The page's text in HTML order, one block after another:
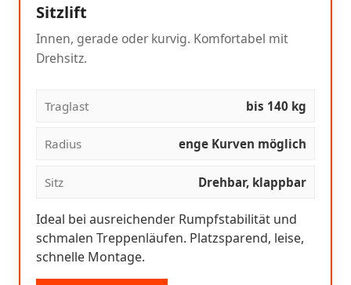
Sitzlift
Innen, gerade oder kurvig. Komfortabel mit
Drehsitz.
Traglast bis 140 kg
Radius enge Kurven möglich
Sitz Drehbar, klappbar
Ideal bei ausreichender Rumpfstabilität und
schmalen Treppenläufen. Platzsparend, leise,
schnelle Montage.